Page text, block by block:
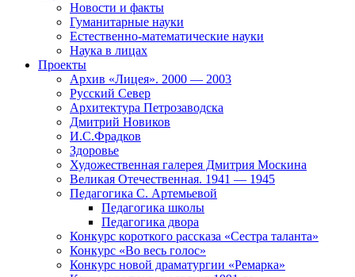
Новости и факты
Гуманитарные науки
Естественно-математические науки
Наука в лицах
Проекты
Архив «Лицея». 2000 — 2003
Русский Север
Архитектура Петрозаводска
Дмитрий Новиков
И.С.Фрадков
Здоровье
Художественная галерея Дмитрия Москина
Великая Отечественная. 1941 — 1945
Педагогика С. Артемьевой
Педагогика школы
Педагогика двора
Конкурс короткого рассказа «Сестра таланта»
Конкурс «Во весь голос»
Конкурс новой драматургии «Ремарка»